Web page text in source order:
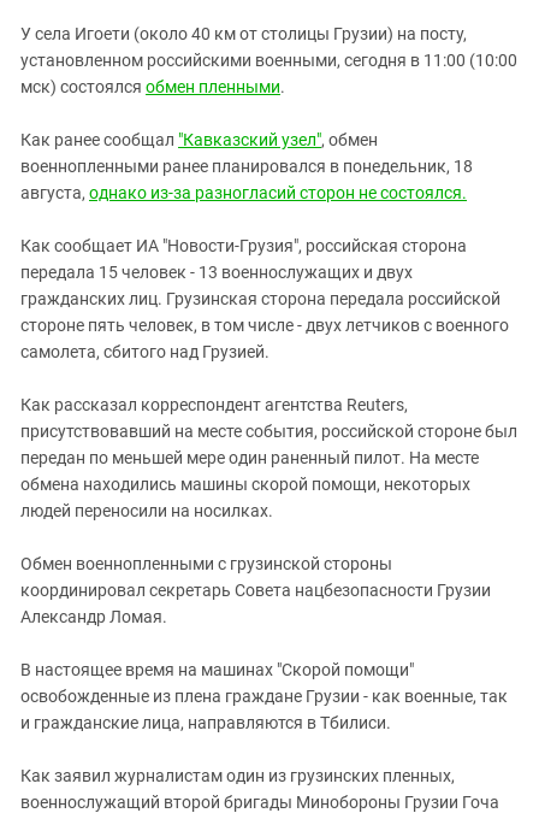
КАВКАЗ ЗА ПАЛЕСТИНУ
ИНАКОМЫСЛИЕ В ЧЕЧНЕ
ПРЕСЛЕДОВАНИЕ АКТИВИСТОВ
Ингушетия
Кабардино-Балкария
Калмыкия
Карачаево-Черкесия
Краснодарский край
Нагорный Карабах
Российская Федерация
Ростовская область
Северная Осетия - Алания
Ставропольский край
Чечня
Южная Осетия
У села Игоети (около 40 км от столицы Грузии) на посту,
установленном российскими военными, сегодня в 11:00 (10:00
мск) состоялся обмен пленными.
Как ранее сообщал "Кавказский узел", обмен
военнопленными ранее планировался в понедельник, 18
августа, однако из-за разногласий сторон не состоялся.
Как сообщает ИА "Новости-Грузия", российская сторона
передала 15 человек - 13 военнослужащих и двух
гражданских лиц. Грузинская сторона передала российской
стороне пять человек, в том числе - двух летчиков с военного
самолета, сбитого над Грузией.
Как рассказал корреспондент агентства Reuters,
присутствовавший на месте события, российской стороне был
передан по меньшей мере один раненный пилот. На месте
обмена находились машины скорой помощи, некоторых
людей переносили на носилках.
Обмен военнопленными с грузинской стороны
координировал секретарь Совета нацбезопасности Грузии
Александр Ломая.
В настоящее время на машинах "Скорой помощи"
освобожденные из плена граждане Грузии - как военные, так
и гражданские лица, направляются в Тбилиси.
Как заявил журналистам один из грузинских пленных,
военнослужащий второй бригады Минобороны Грузии Гоча